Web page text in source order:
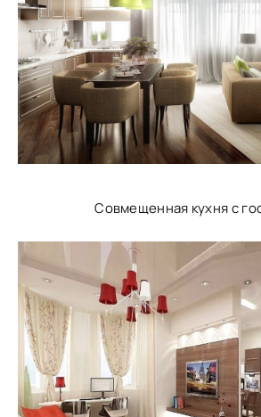
Совмещенная кухня с